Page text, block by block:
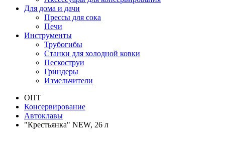
Для дома и дачи
Прессы для сока
Печи
Инструменты
Трубогибы
Станки для холодной ковки
Пескоструи
Гриндеры
Измельчители
ОПТ
Консервирование
Автоклавы
"Крестьянка" NEW, 26 л